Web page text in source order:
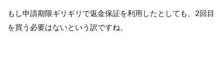
もし申請期限ギリギリで返金保証を利用したとしても、2回目
を買う必要はないという訳ですね。